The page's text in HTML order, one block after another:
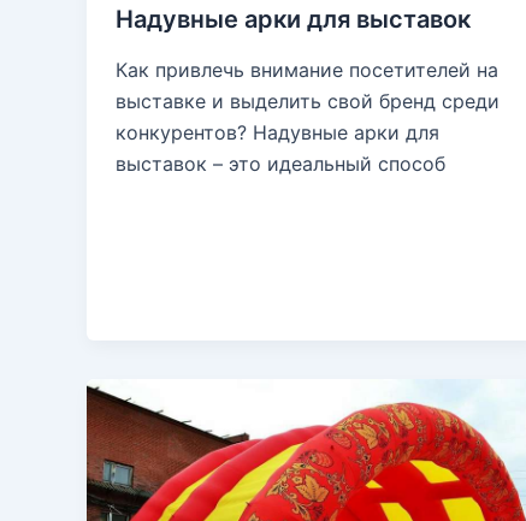
Надувные арки для выставок
Как привлечь внимание посетителей на
выставке и выделить свой бренд среди
конкурентов? Надувные арки для
выставок – это идеальный способ